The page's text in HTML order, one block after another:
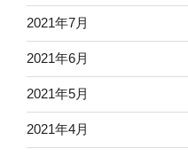
2021年7月
2021年6月
2021年5月
2021年4月